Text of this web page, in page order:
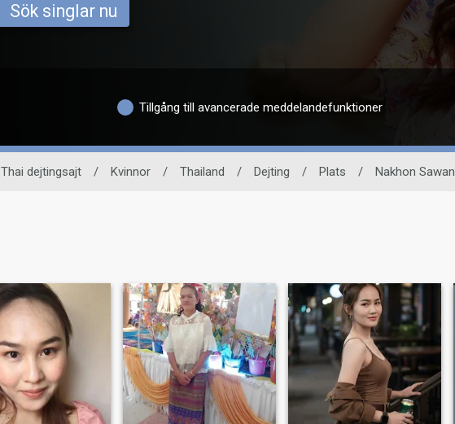
Sök singlar nu
Tillgång till avancerade meddelandefunktioner
Thai dejtingsajt / Kvinnor / Thailand / Dejting / Plats / Nakhon Sawan